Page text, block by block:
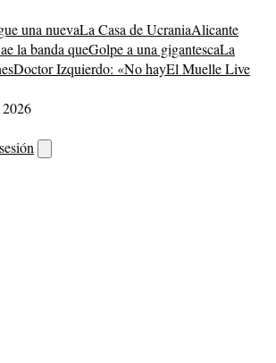
una nuevaLa Casa de UcraniaAlicante
la banda queGolpe a una gigantescaLa
Doctor Izquierdo: «No hayEl Muelle Live
2026
buscador